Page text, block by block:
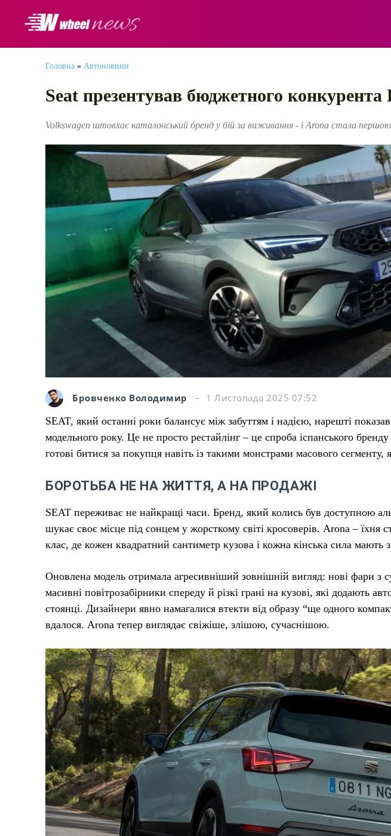
Головна » Автоновини
Seat презентував бюджетного конкурента
Volkswagen штовхає каталонський бренд у бій за виживання - і Arona стала
Бровченко Володимир
1 Листопада 2025 07:52
SEAT, який останні роки балансує між забуттям і надією, нарешті
модельного року. Це не просто рестайлінг – це спроба іспанського
готові битися за покупця навіть із такими монстрами масового сегменту,
БОРОТЬБА НЕ НА ЖИТТЯ, А НА ПРОДАЖІ
SEAT переживає не найкращі часи. Бренд, який колись був доступною
шукає своє місце під сонцем у жорсткому світі кросоверів. Arona – їхня
клас, де кожен квадратний сантиметр кузова і кожна кінська сила мають
Оновлена модель отримала агресивніший зовнішній вигляд: нові фари з
масивні повітрозабірники спереду й різкі грані на кузові, які додають
стоянці. Дизайнери явно намагалися втекти від образу “ще одного
вдалося. Arona тепер виглядає свіжіше, злішою, сучаснішою.